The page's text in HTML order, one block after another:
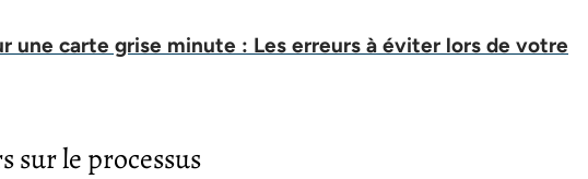
une carte grise minute : Les erreurs à éviter lors de votre
sur le processus